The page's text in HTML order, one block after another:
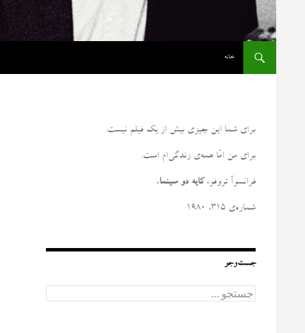
خانه
برای شما این چیزی بیش از یک فیلم نیست.
برای من امّا همه‌ی زندگی‌ام است.
فرانسوآ تروفو، کایه دو سینما،
شماره‌ی ۳۱۵، ۱۹۸۰
جست‌وجو
ج
س